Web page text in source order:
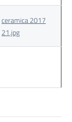
ceramica 2017
21.jpg